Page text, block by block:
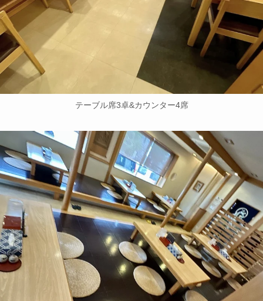
テーブル席3卓&カウンター4席